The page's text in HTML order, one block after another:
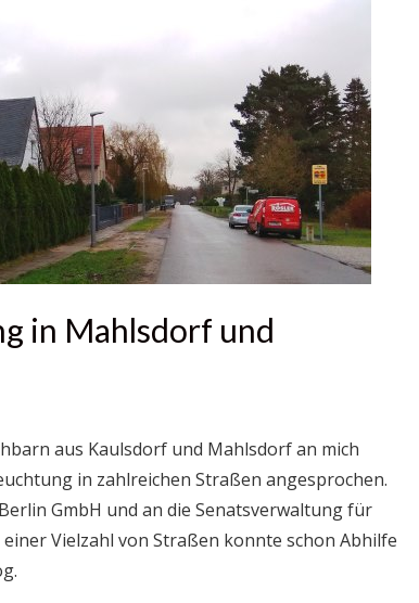
in Mahlsdorf und
aus Kaulsdorf und Mahlsdorf an mich
in zahlreichen Straßen angesprochen.
GmbH und an die Senatsverwaltung für
Vielzahl von Straßen konnte schon Abhilfe